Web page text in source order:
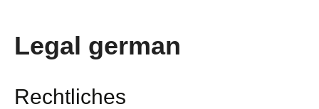
Legal german
Rechtliches